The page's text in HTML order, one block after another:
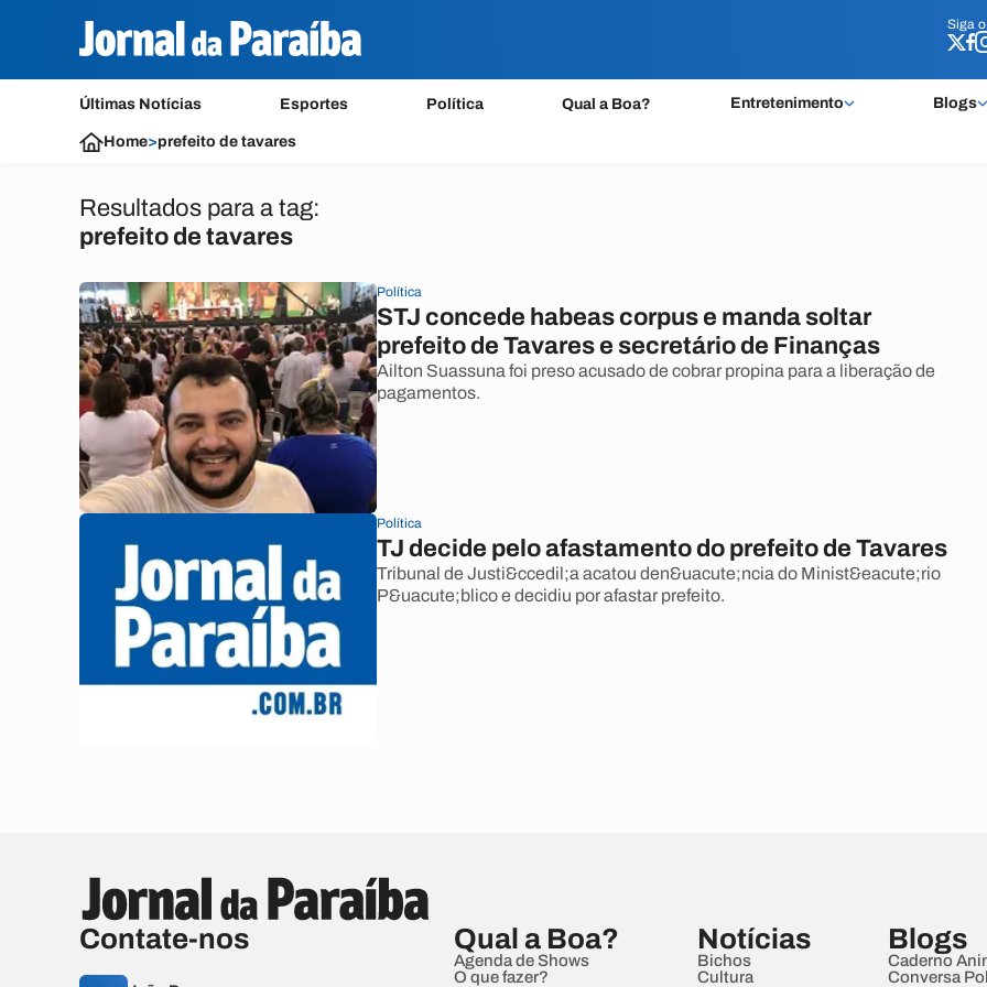
Siga o
Últimas Notícias Esportes Política Qual a Boa? Entretenimento Blogs
Siga o
Home>prefeito de tavares
Resultados para a tag:
prefeito de tavares
Política
STJ concede habeas corpus e manda soltar
prefeito de Tavares e secretário de Finanças
Ailton Suassuna foi preso acusado de cobrar propina para a liberação de
pagamentos.
Política
TJ decide pelo afastamento do prefeito de Tavares
Tribunal de Justi&ccedil;a acatou den&uacute;ncia do Minist&eacute;rio
P&uacute;blico e decidiu por afastar prefeito.
Contate-nos Qual a Boa?
Agenda de Shows
O que fazer?
Notícias
Bichos
Cultura
Blogs
Caderno
Conversa